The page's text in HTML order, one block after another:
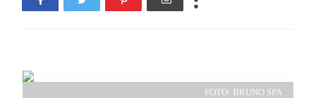
FOTO: BRUNO SPA